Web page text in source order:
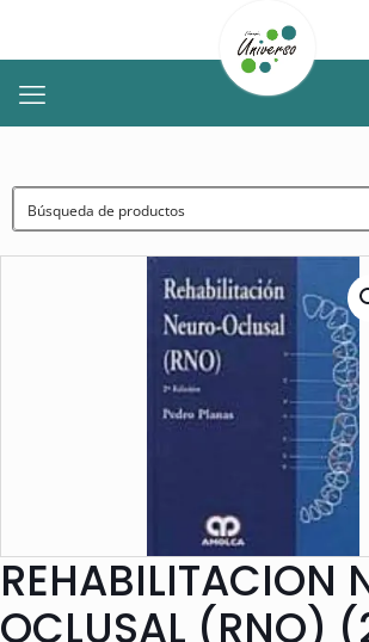
REHABILITACION
OCLUSAL (RNO)